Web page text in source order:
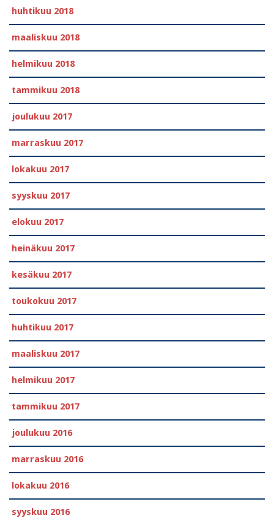
huhtikuu 2018
maaliskuu 2018
helmikuu 2018
tammikuu 2018
joulukuu 2017
marraskuu 2017
lokakuu 2017
syyskuu 2017
elokuu 2017
heinäkuu 2017
kesäkuu 2017
toukokuu 2017
huhtikuu 2017
maaliskuu 2017
helmikuu 2017
tammikuu 2017
joulukuu 2016
marraskuu 2016
lokakuu 2016
syyskuu 2016